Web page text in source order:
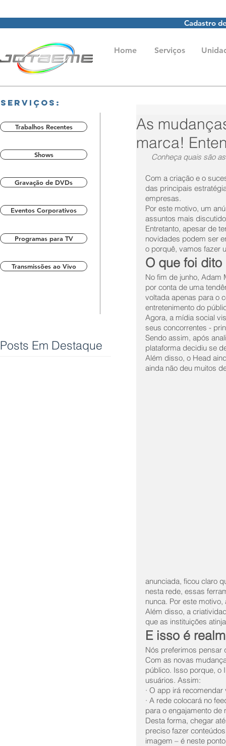
Cadastro
Home Serviços
Serviços:
Trabalhos Recentes
Shows
Gravação de DVDs
Eventos Corporativos
Programas para TV
Transmissões ao Vivo
Posts Em Destaque
As
marca!
Conheça quais são
Com a criação e o
das principais
empresas.
Por este motivo, um
assuntos mais
Entretanto, apesar de
novidades podem ser
o porquê, vamos fazer
O que foi
No fim de junho, Adam
por conta de uma
voltada apenas para o
entretenimento do
Agora, a mídia social
seus concorrentes -
Sendo assim, após
plataforma decidiu se
Além disso, o Head
ainda não deu muitos
anunciada, ficou claro
nesta rede, essas
nunca. Por este
Além disso, a
que as instituições
E isso é
Nós preferimos pensar
Com as novas
público. Isso porque, o
usuários. Assim:
· O app irá
· A rede colocará no
para o engajamento de
Desta forma, chegar
preciso fazer
imagem – é neste